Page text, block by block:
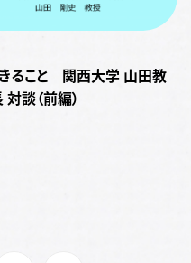
ること 関西大学 山田教
談（前編）